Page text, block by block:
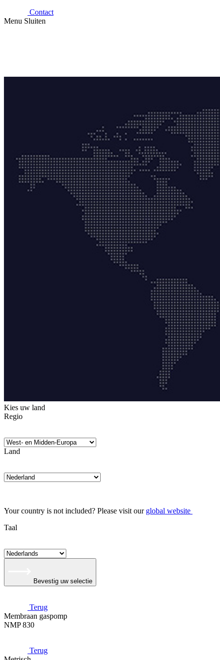
Contact
Menu Sluiten
Kies uw land
Regio
Land
Your country is not included? Please visit our global website
Taal
Bevestig uw selectie
Terug
Membraan gaspomp
NMP 830
Terug